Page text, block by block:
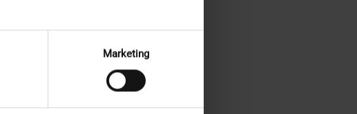
Marketing
décembre (2)
novembre (1)
juin (1)
mai (5)
février (1)